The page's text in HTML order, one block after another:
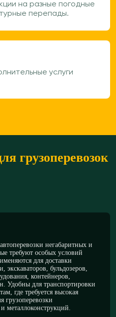
на разные погодные
перепады.
услуги
грузоперевозок
негабаритных и
требуют особых условий
для доставки
бульдозеров,
контейнеров,
Удобны для транспортировки
где требуется высокая
грузоперевозки
металлоконструкций.